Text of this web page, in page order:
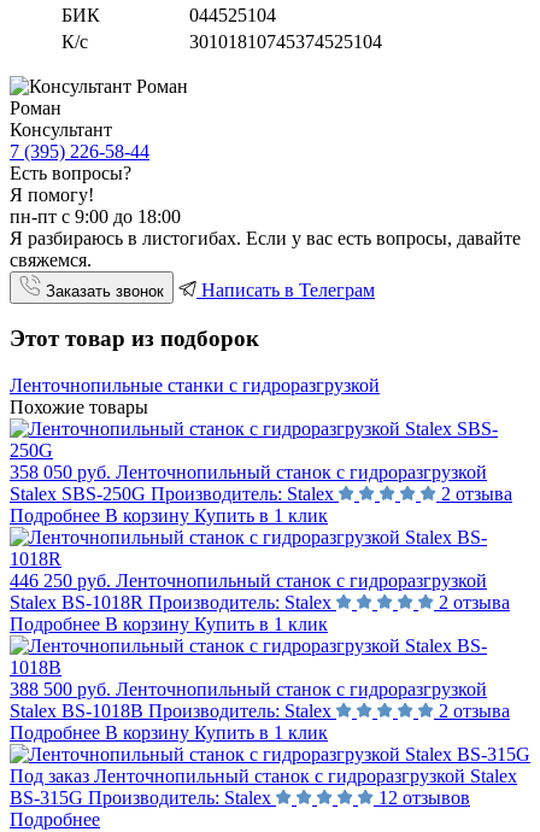
БИК
044525104
К/с
30101810745374525104
Роман
Консультант
7 (395) 226-58-44
Есть вопросы?
Я помогу!
пн-пт с 9:00 до 18:00
Я разбираюсь в листогибах. Если у вас есть вопросы, давайте
свяжемся.
Заказать звонок Написать в Телеграм
Этот товар из подборок
Ленточнопильные станки с гидроразгрузкой
Похожие товары
358 050 руб. Ленточнопильный станок с гидроразгрузкой
Stalex SBS-250G Производитель: Stalex
2 отзыва
Подробнее В корзину Купить в 1 клик
446 250 руб. Ленточнопильный станок с гидроразгрузкой
Stalex BS-1018R Производитель: Stalex
2 отзыва
Подробнее В корзину Купить в 1 клик
388 500 руб. Ленточнопильный станок с гидроразгрузкой
Stalex BS-1018B Производитель: Stalex
2 отзыва
Подробнее В корзину Купить в 1 клик
Под заказ Ленточнопильный станок с гидроразгрузкой Stalex
BS-315G Производитель: Stalex
12 отзывов
Подробнее